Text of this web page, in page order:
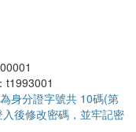
t1993001
身分證字號共 10碼(第
後修改密碼，並牢記密